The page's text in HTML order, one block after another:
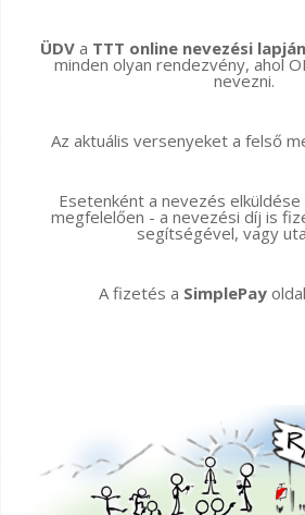
ÜDV a TTT online nevezési lapján
minden olyan rendezvény, ahol
nevezni.
Az aktuális versenyeket a felső
Esetenként a nevezés elküldése
megfelelően - a nevezési díj is
segítségével, vagy
A fizetés a SimplePay